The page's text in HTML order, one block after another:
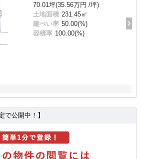
70.01坪(35.56万円 /坪)
土地面積 231.45㎡
建ぺい率 50.00(%)
容積率 100.00(%)
で公開中！】